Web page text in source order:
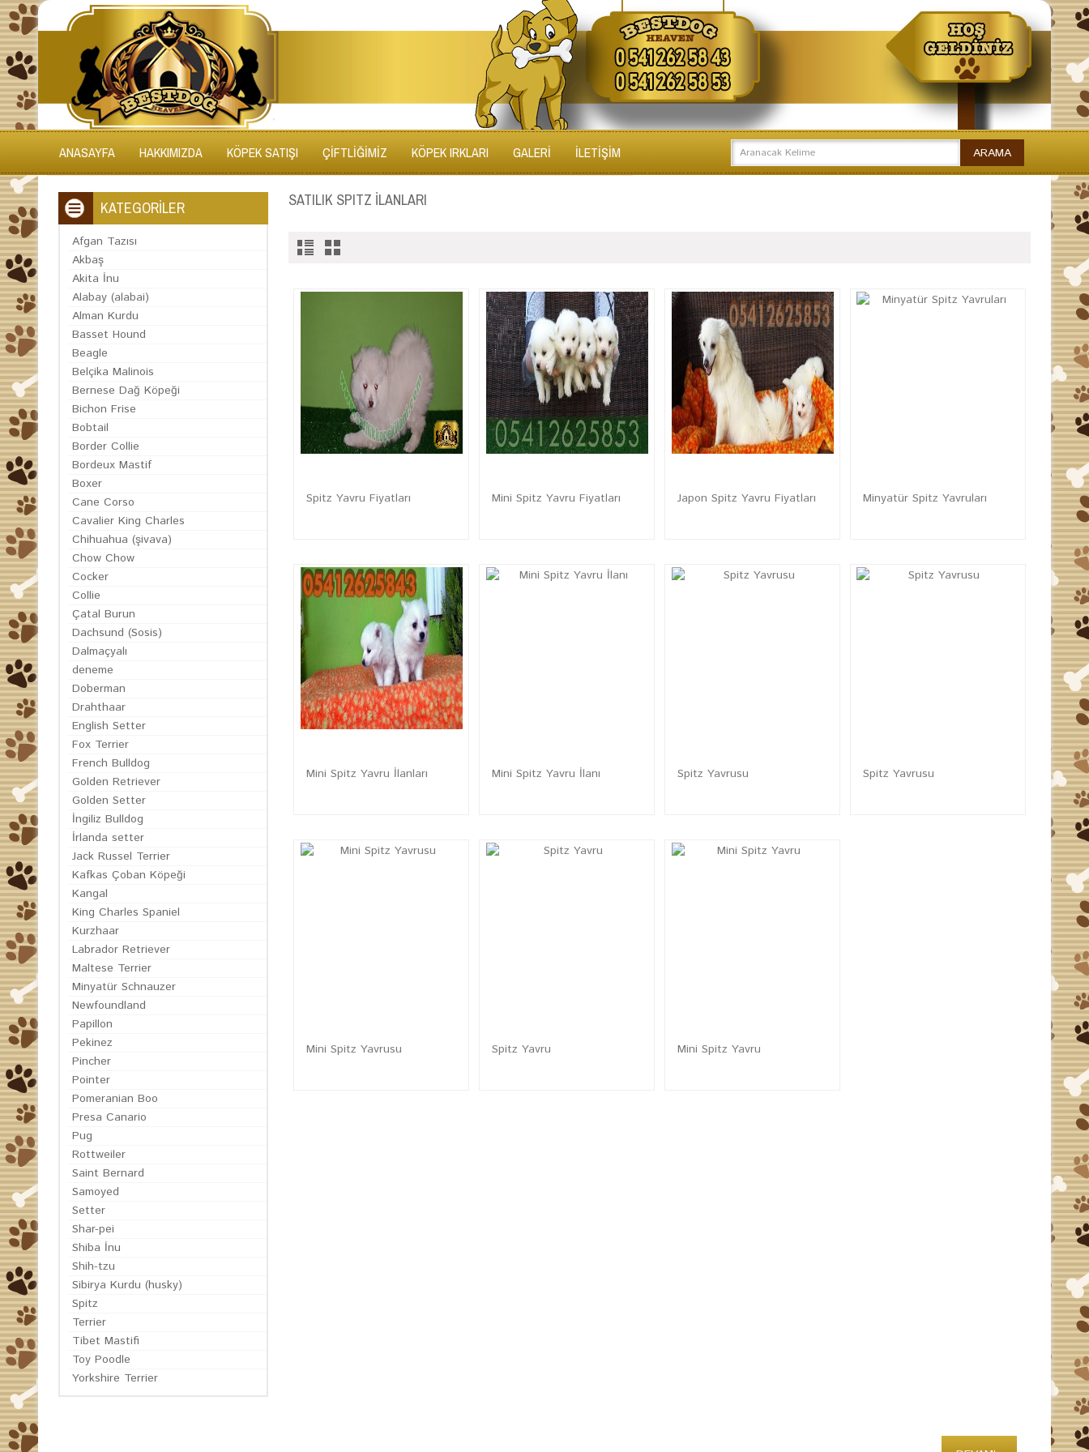
ANASAYFA HAKKIMIZDA KÖPEK SATIŞI ÇİFTLİĞİMİZ KÖPEK IRKLARI GALERİ İLETİŞİM
KATEGORİLER
Afgan Tazısı
Akbaş
Akita İnu
Alabay (alabai)
Alman Kurdu
Basset Hound
Beagle
Belçika Malinois
Bernese Dağ Köpeği
Bichon Frise
Bobtail
Border Collie
Bordeux Mastif
Boxer
Cane Corso
Cavalier King Charles
Chihuahua (şivava)
Chow Chow
Cocker
Collie
Çatal Burun
Dachsund (Sosis)
Dalmaçyalı
deneme
Doberman
Drahthaar
English Setter
Fox Terrier
French Bulldog
Golden Retriever
Golden Setter
İngiliz Bulldog
İrlanda setter
Jack Russel Terrier
Kafkas Çoban Köpeği
Kangal
King Charles Spaniel
Kurzhaar
Labrador Retriever
Maltese Terrier
Minyatür Schnauzer
Newfoundland
Papillon
Pekinez
Pincher
Pointer
Pomeranian Boo
Presa Canario
Pug
Rottweiler
Saint Bernard
Samoyed
Setter
Shar-pei
Shiba İnu
Shih-tzu
Sibirya Kurdu (husky)
Spitz
Terrier
Tibet Mastifi
Toy Poodle
Yorkshire Terrier
SATILIK SPITZ İLANLARI
Spitz Yavru Fiyatları Mini Spitz Yavru Fiyatları Japon Spitz Yavru Fiyatları Minyatür Spitz Yavruları
Mini Spitz Yavru İlanları Mini Spitz Yavru İlanı Spitz Yavrusu Spitz Yavrusu
Mini Spitz Yavrusu Spitz Yavru Mini Spitz Yavru